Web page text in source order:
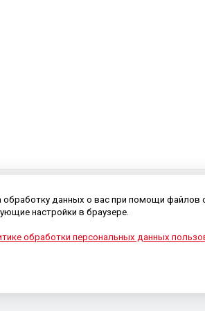
обработку данных о вас при помощи файлов
настройки в браузере.
обработки персональных данных